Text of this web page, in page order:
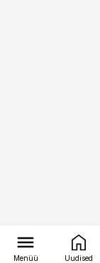
Menüü Uudised